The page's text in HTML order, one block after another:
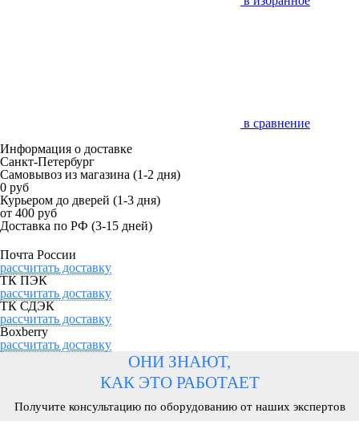
в сравнение
Информация о доставке
Санкт-Петербург
Самовывоз из магазина (1-2 дня)
0 руб
Курьером до дверей (1-3 дня)
от 400 руб
Доставка по РФ (3-15 дней)
Почта России
рассчитать доставку
ТК ПЭК
рассчитать доставку
ТК СДЭК
рассчитать доставку
Boxberry
рассчитать доставку
ОНИ ЗНАЮТ,
КАК ЭТО РАБОТАЕТ
Получите консультацию по оборудованию от наших экспертов